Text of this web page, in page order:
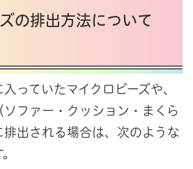
の排出方法について
っていたマイクロビーズや、
ファー・クッション・まくら
出される場合は、次のような